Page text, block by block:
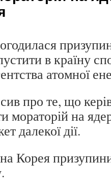
в країну
атомної
про те, що
мораторій на
далекої дії.
Корея